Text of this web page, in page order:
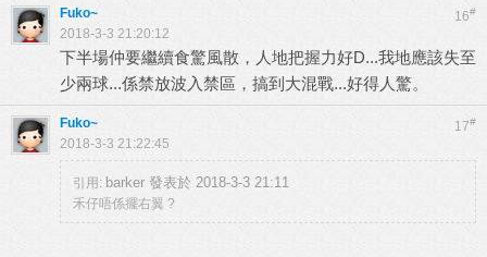
16#
Fuko~
2018-3-3 21:20:12
下半場仲要繼續食驚風散，人地把握力好D...我地應該失至
少兩球...係禁放波入禁區，搞到大混戰...好得人驚。
17#
Fuko~
2018-3-3 21:22:45
引用: barker 發表於 2018-3-3 21:11
禾仔唔係擺右翼 ?